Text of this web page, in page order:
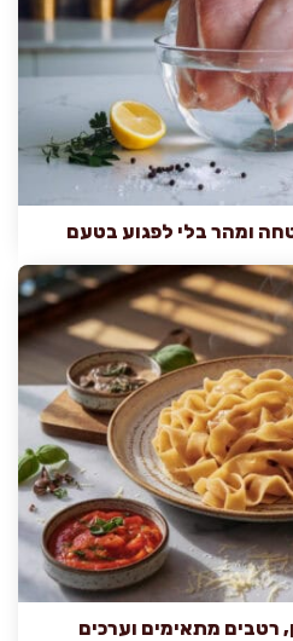
ומהר בלי לפגוע בטעם
רטבים מתאימים וערכים